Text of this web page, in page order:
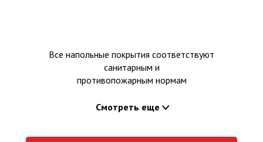
Все напольные покрытия соответствуют
санитарным и
противопожарным нормам
Смотреть еще